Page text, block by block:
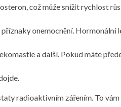
což může snížit rychlost
onemocnění. Hormonální
a další. Pokud máte
radioaktivním zářením. To